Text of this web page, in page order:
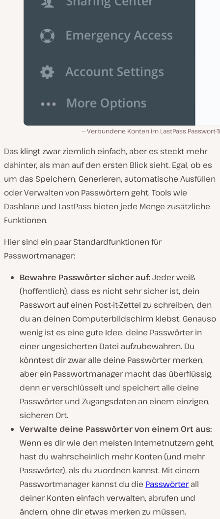
Verbundene Konten im LastPass Passwort-
Das klingt zwar ziemlich einfach, aber es steckt mehr
dahinter, als man auf den ersten Blick sieht. Egal, ob es
um das Speichern, Generieren, automatische Ausfüllen
oder Verwalten von Passwörtern geht, Tools wie
Dashlane und LastPass bieten jede Menge zusätzliche
Funktionen.
Hier sind ein paar Standardfunktionen für
Passwortmanager:
Bewahre Passwörter sicher auf:Jeder weiß
(hoffentlich), dass es nicht sehr sicher ist, dein
Passwort auf einen Post-it-Zettel zu schreiben, den
du an deinen Computerbildschirm klebst. Genauso
wenig ist es eine gute Idee, deine Passwörter in
einer ungesicherten Datei aufzubewahren. Du
könntest dir zwar alle deine Passwörter merken,
aber ein Passwortmanager macht das überflüssig,
denn er verschlüsselt und speichert alle deine
Passwörter und Zugangsdaten an einem einzigen,
sicheren Ort.
Verwalte deine Passwörter von einem Ort aus:
Wenn es dir wie den meisten Internetnutzern geht,
hast du wahrscheinlich mehr Konten (und mehr
Passwörter), als du zuordnen kannst. Mit einem
Passwortmanager kannst du die Passwörterall
deiner Konten einfach verwalten, abrufen und
ändern, ohne dir etwas merken zu müssen.